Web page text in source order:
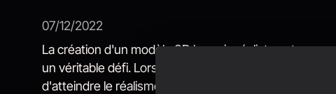
07/12/2022
La création d'un modèle 3D humain réaliste est
un véritable défi. Lorsque l'on s'efforce
d'atteindre le réalisme, il est facile d'entrer dans